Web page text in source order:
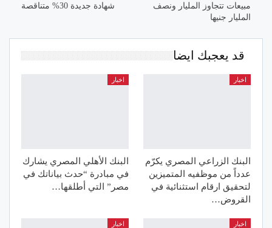
مبيعات تتجاوز المليار ونصف
المليار جنيها
شهادة جديدة 30% متناقصة
قد يعجبك ايضا
اخبار
البنك الزراعي المصري يكرّم
عدداً من موظفيه المتميزين
لتحقيق ارقام استثنائية في
القروض…
اخبار
البنك الأهلي المصري يشارك
في مبادرة “حدث بياناتك في
مصر” التي أطلقها…
اخبار اخبار